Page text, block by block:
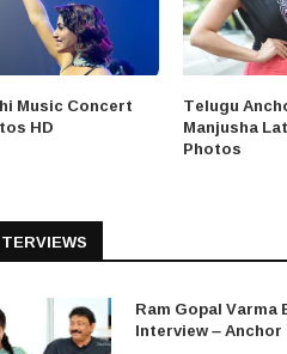
Music Concert
HD
Telugu
Manjusha
Photos
Ram Gopal Varma
Interview –